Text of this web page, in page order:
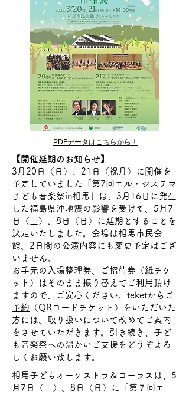
PDFデータはこちらから！
【開催延期のお知らせ】
3月20日（日）、21日（祝月）に開催を
予定していました「第7回エル・システマ
子ども音楽祭in相馬」は、3月16日に発生
した福島県沖地震の影響を受けて、5月7
日（土）、8日（日）に延期とすることを
決定いたしました。会場は相馬市民会
館、2日間の公演内容にも変更予定はござ
いません。
お手元の入場整理券、ご招待券（紙チケ
ット）はそのまま振り替えてご利用頂け
ますので、ご安心ください。 teketからご
予約 （QRコードチケット）をいただいた
方には、取り扱いについて改めてご案内
をさせていただきます。引き続き、子ど
も音楽祭への温かいご支援をどうぞよろ
しくお願い致します。
相馬子どもオーケストラ＆コーラスは、5
月7日（土）、8日（日）に「第７回エ